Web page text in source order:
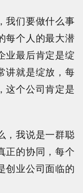
我们要做什么事
每个人的最大潜
业最后肯定是绽
讲就是绽放，每
这个公司肯定是
，我说是一群聪
正的协同，每个
创业公司面临的